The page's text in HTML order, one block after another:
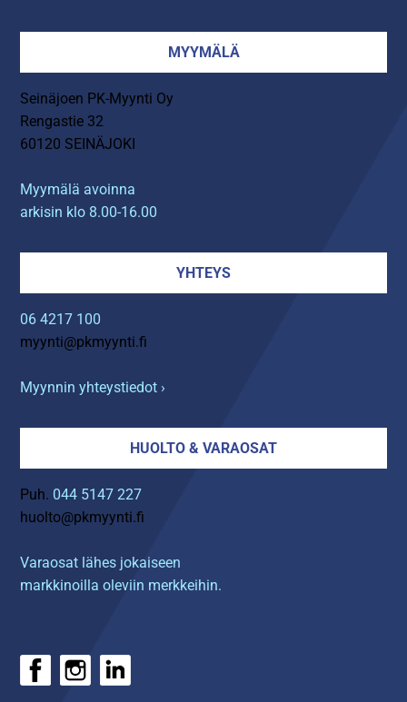
MYYMÄLÄ
Seinäjoen PK-Myynti Oy
Rengastie 32
60120 SEINÄJOKI
Myymälä avoinna
arkisin klo 8.00-16.00
YHTEYS
06 4217 100
myynti@pkmyynti.fi
Myynnin yhteystiedot ›
HUOLTO & VARAOSAT
Puh. 044 5147 227
huolto@pkmyynti.fi
Varaosat lähes jokaiseen
markkinoilla oleviin merkkeihin.